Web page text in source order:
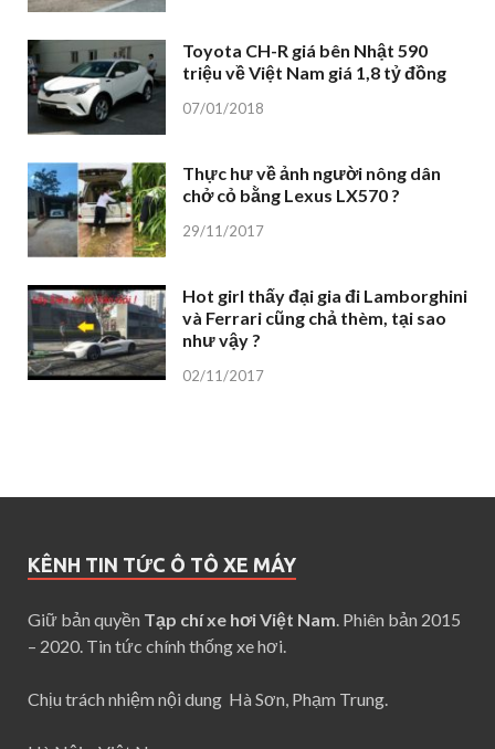
Toyota CH-R giá bên Nhật 590
triệu về Việt Nam giá 1,8 tỷ đồng
07/01/2018
Thực hư về ảnh người nông dân
chở cỏ bằng Lexus LX570 ?
29/11/2017
Hot girl thấy đại gia đi Lamborghini
và Ferrari cũng chả thèm, tại sao
như vậy ?
02/11/2017
KÊNH TIN TỨC Ô TÔ XE MÁY
Giữ bản quyền Tạp chí xe hơi Việt Nam. Phiên bản 2015
– 2020. Tin tức chính thống xe hơi.
Chịu trách nhiệm nội dung Hà Sơn, Phạm Trung.